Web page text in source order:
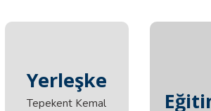
Yerleşke
Tepekent Kemal